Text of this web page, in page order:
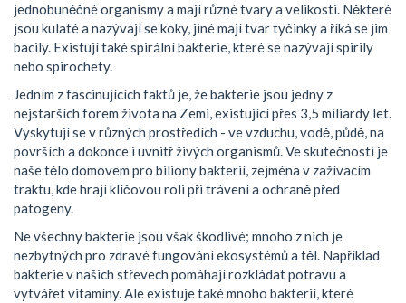
jednobuněčné organismy a mají různé tvary a velikosti. Některé
jsou kulaté a nazývají se koky, jiné mají tvar tyčinky a říká se jim
bacily. Existují také spirální bakterie, které se nazývají spirily
nebo spirochety.
Jedním z fascinujících faktů je, že bakterie jsou jedny z
nejstarších forem života na Zemi, existující přes 3,5 miliardy let.
Vyskytují se v různých prostředích - ve vzduchu, vodě, půdě, na
površích a dokonce i uvnitř živých organismů. Ve skutečnosti je
naše tělo domovem pro biliony bakterií, zejména v zažívacím
traktu, kde hrají klíčovou roli při trávení a ochraně před
patogeny.
Ne všechny bakterie jsou však škodlivé; mnoho z nich je
nezbytných pro zdravé fungování ekosystémů a těl. Například
bakterie v našich střevech pomáhají rozkládat potravu a
vytvářet vitamíny. Ale existuje také mnoho bakterií, které